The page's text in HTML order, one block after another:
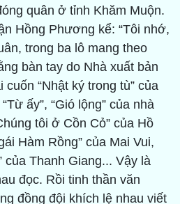
quân ở tỉnh Khăm Muộn.
Hồng Phương kể: “Tôi nhớ,
trong ba lô mang theo
bàn tay do Nhà xuất bản
“Nhật ký trong tù” của
ấy”, “Gió lộng” của nhà
tôi ở Cồn Cỏ” của Hồ
Hàm Rồng” của Mai Vui,
của Thanh Giang... Vậy là
đọc. Rồi tinh thần văn
đồng đội khích lệ nhau viết